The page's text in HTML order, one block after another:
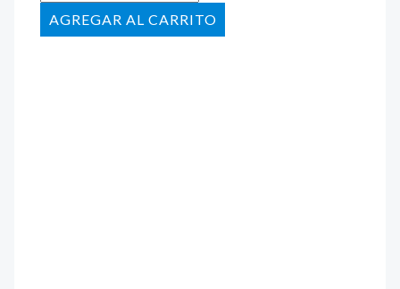
AÑADIR AL CARRITO